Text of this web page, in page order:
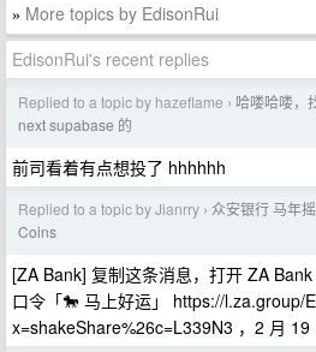
» More topics by EdisonRui
EdisonRui's recent replies
Replied to a topic by hazeflame › 哈喽哈喽，
next supabase 的
前司看着有点想投了 hhhhhh
Replied to a topic by Jianrry › 众安银行 马年
Coins
[ZA Bank] 复制这条消息，打开 ZA
口令「🐎 马上好运」 https://l.za.group/
x=shakeShare%26c=L339N3 ，2 月 19